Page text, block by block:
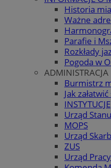
Historia
Ważne
Parafie i
Rozkłady
Pogoda w
ADMINISTRACJA
Burmistrz
Jak
INSTYTUCJE
Urząd
MOPS
Urząd
ZUS
Urząd Pracy